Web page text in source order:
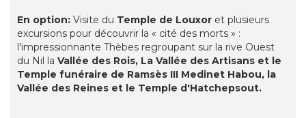
En option: Visite du Temple de Louxor et plusieurs
excursions pour découvrir la « cité des morts » :
l'impressionnante Thèbes regroupant sur la rive Ouest
du Nil la Vallée des Rois, La Vallée des Artisans et le
Temple funéraire de Ramsès III Medinet Habou, la
Vallée des Reines et le Temple d'Hatchepsout.